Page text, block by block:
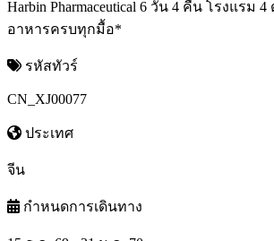
Harbin Pharmaceutical 6 วัน 4 คืน โรงแรม
อาหารครบทุกมื้อ*
รหัสทัวร์
CN_XJ00077
ประเทศ
จีน
กำหนดการเดินทาง